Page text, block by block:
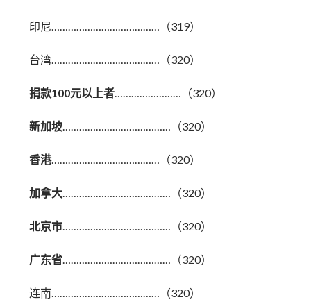
印尼…………………………………（319）
台湾…………………………………（320）
捐款100元以上者……………………（320）
新加坡…………………………………（320）
香港…………………………………（320）
加拿大…………………………………（320）
北京市…………………………………（320）
广东省…………………………………（320）
连南…………………………………（320）